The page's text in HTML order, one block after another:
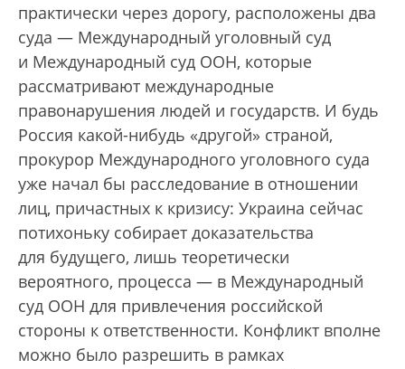
практически через дорогу, расположены два
суда — Международный уголовный суд
и Международный суд ООН, которые
рассматривают международные
правонарушения людей и государств. И будь
Россия какой-нибудь «другой» страной,
прокурор Международного уголовного суда
уже начал бы расследование в отношении
лиц, причастных к кризису: Украина сейчас
потихоньку собирает доказательства
для будущего, лишь теоретически
вероятного, процесса — в Международный
суд ООН для привлечения российской
стороны к ответственности. Конфликт вполне
можно было разрешить в рамках